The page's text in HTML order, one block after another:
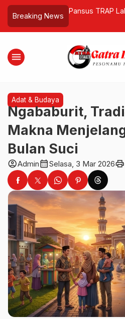
Breaking News
Soroti Aset
Cultural Centre
22 Tahun
Satu Tahun
Bencana,
Bertransformasi
menu
Adat & Budaya
Ngababurit,
Makna
Bulan Suci
account_circleAdmincalendar_monthSelasa, 3 Mar 2026print